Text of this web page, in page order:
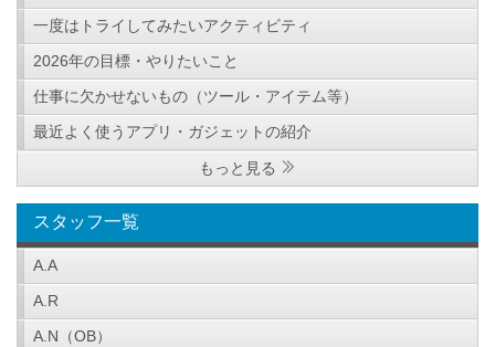
一度はトライしてみたいアクティビティ
2026年の目標・やりたいこと
仕事に欠かせないもの（ツール・アイテム等）
最近よく使うアプリ・ガジェットの紹介
もっと見る
スタッフ一覧
A.A
A.R
A.N（OB）